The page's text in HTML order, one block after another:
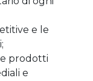
e le
prodotti
e